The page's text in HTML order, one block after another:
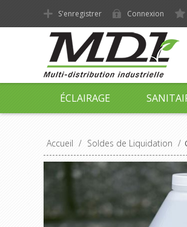
S'enregistrer Connexion
ÉCLAIRAGE
Accueil / Soldes de Liquidation /